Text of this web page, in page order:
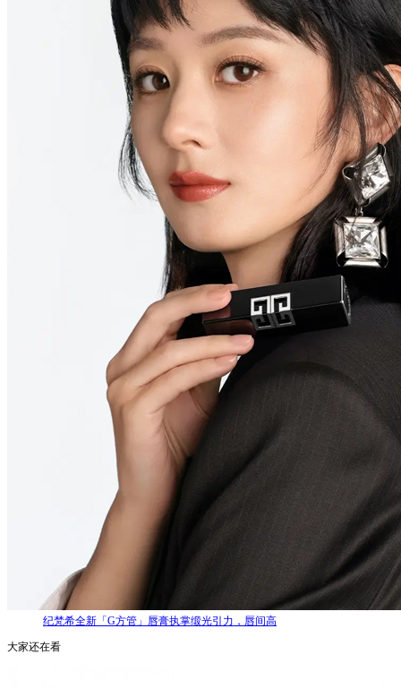
纪梵希全新「G方管」唇膏执掌缎光引力，唇间高
大家还在看